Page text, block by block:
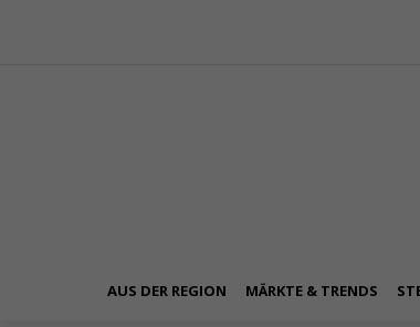
AUS DER REGION MÄRKTE & TRENDS